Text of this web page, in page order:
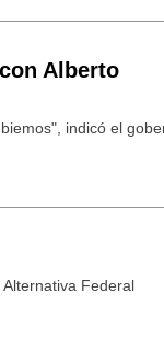
Alberto
indicó el
Federal